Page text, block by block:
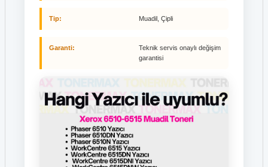
Tip: Muadil, Çipli
Garanti:
Teknik servis onaylı değişim
garantisi